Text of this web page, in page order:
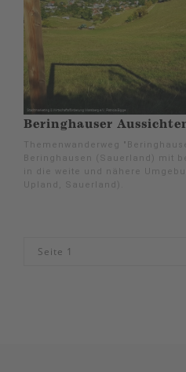
Beringhauser
Themenwanderweg
Beringhausen (Sauerland) mit
in die weite und nähere
Upland, Sauerland).